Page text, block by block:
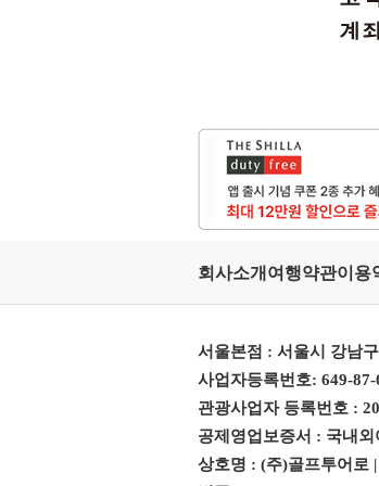
회사소개 여행약관이용
서울본점 : 서울시 강남
사업자등록번호: 649-87-
관광사업자 등록번호 :
공제영업보증서 : 국내
상호명 : (주)골프투어로